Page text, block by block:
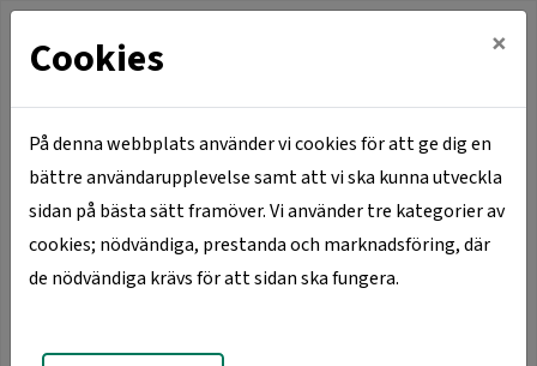
Hem Bo hos VSBo Grovtvättstuga
Grovtvättstuga
VSBo:s hyresgäster har tillgång till en grovtvättstuga för
Cookies ×
På denna webbplats använder vi cookies för att ge dig en
bättre användarupplevelse samt att vi ska kunna utveckla
sidan på bästa sätt framöver. Vi använder tre kategorier av
cookies; nödvändiga, prestanda och marknadsföring, där
de nödvändiga krävs för att sidan ska fungera.